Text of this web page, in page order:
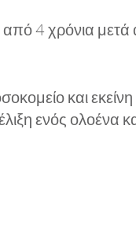
4 χρόνια
και
ενός ολοένα